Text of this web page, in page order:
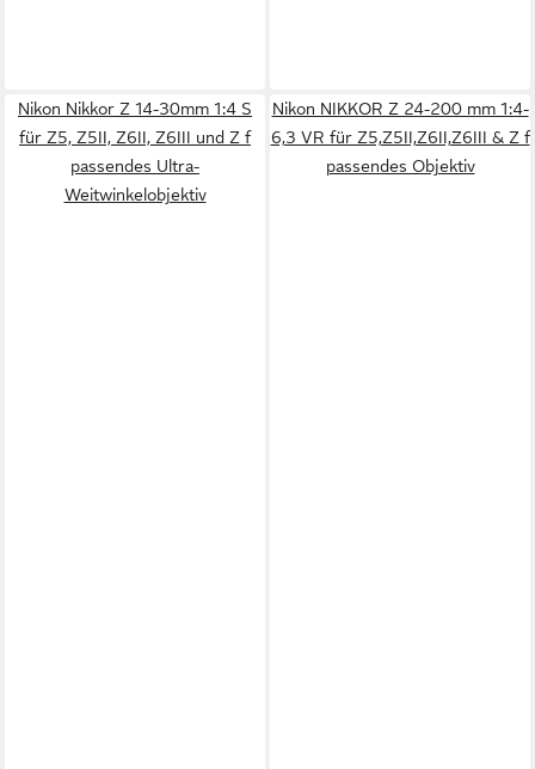
Nikon Nikkor Z 14-30mm 1:4 S
für Z5, Z5II, Z6II, Z6III und Z f
passendes Ultra-
Weitwinkelobjektiv
Nikon NIKKOR Z 24-200 mm 1:4-
6,3 VR für Z5,Z5II,Z6II,Z6III & Z f
passendes Objektiv